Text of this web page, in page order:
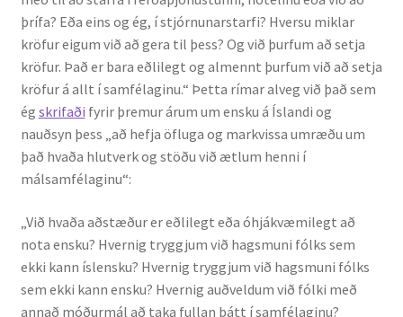
Yfirlit um kennslu
Stjórnun
Innan Háskólans
Samstarfsverkefni
Styrkir og verðlaun
Utan Háskólans
Verkefnisstjórn
þrífa? Eða eins og ég, í stjórnunarstarfi? Hversu miklar
kröfur eigum við að gera til þess? Og við þurfum að setja
kröfur. Það er bara eðlilegt og almennt þurfum við að setja
kröfur á allt í samfélaginu.“ Þetta rímar alveg við það sem
ég skrifaði fyrir þremur árum um ensku á Íslandi og
nauðsyn þess „að hefja öfluga og markvissa umræðu um
það hvaða hlutverk og stöðu við ætlum henni í
málsamfélaginu“:
„Við hvaða aðstæður er eðlilegt eða óhjákvæmilegt að
nota ensku? Hvernig tryggjum við hagsmuni fólks sem
ekki kann íslensku? Hvernig tryggjum við hagsmuni fólks
sem ekki kann ensku? Hvernig auðveldum við fólki með
annað móðurmál að taka fullan þátt í samfélaginu?